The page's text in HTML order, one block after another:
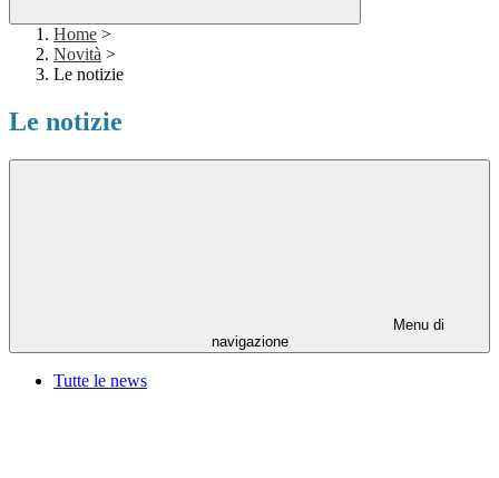
Home >
Novità >
Le notizie
Le notizie
Menu di
navigazione
Tutte le news